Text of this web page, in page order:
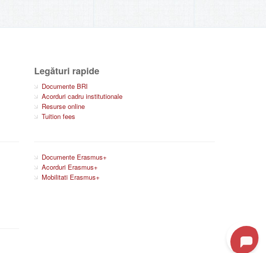
Legături rapide
Documente BRI
Acorduri cadru institutionale
Resurse online
Tuition fees
Documente Erasmus+
Acorduri Erasmus+
Mobilitati Erasmus+